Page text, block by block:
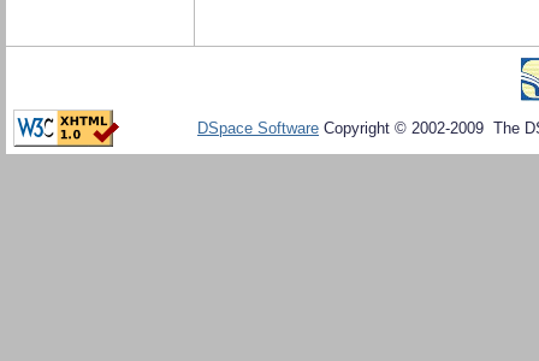
DSpace Software Copyright © 2002-2009 The